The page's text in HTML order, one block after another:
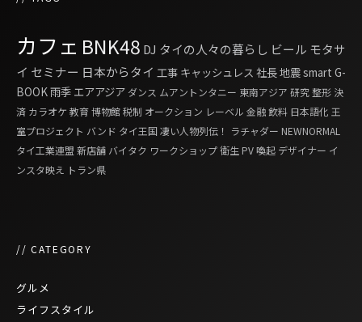
カフェ BNK48 DJ タイの人々の暮らし ビール モタサ
イ セミナー 日本からタイ 工事 キャッシュレス 社長地震smart G-
BOOK雨季 エアアジア ダンス ムアントンタニー 東南アジア 研究整形 決
済 カラオケ 教育博物館税制 オークション レーベル 金融飲料 日本語化 王
室プロジェクト バンド タイ王国 凄い人物列伝！ ラチャダー NEWNORMAL
タイ工業連盟 新店舗 バイタク ワークショップ衛生 PV喚起 デザイナー イ
ンスタ映え トラン県
// CATEGORY
グルメ
ライフスタイル